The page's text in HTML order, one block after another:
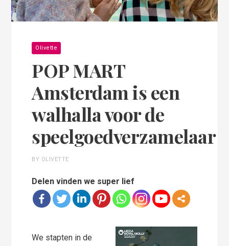
Olivette
POP MART
Amsterdam is een
walhalla voor de
speelgoedverzamelaar
BY OLIVETTE
Delen vinden we super lief
We stapten in de